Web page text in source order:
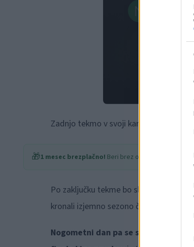
Zadnjo tekmo v svoji karieri pa bo na
🎁1 mesec brezplačno! Beri brez oglasov
Po zaključku tekme bo sledil še
kronali izjemno sezono članske ekipe.
Nogometni dan pa se s tem še ne bo